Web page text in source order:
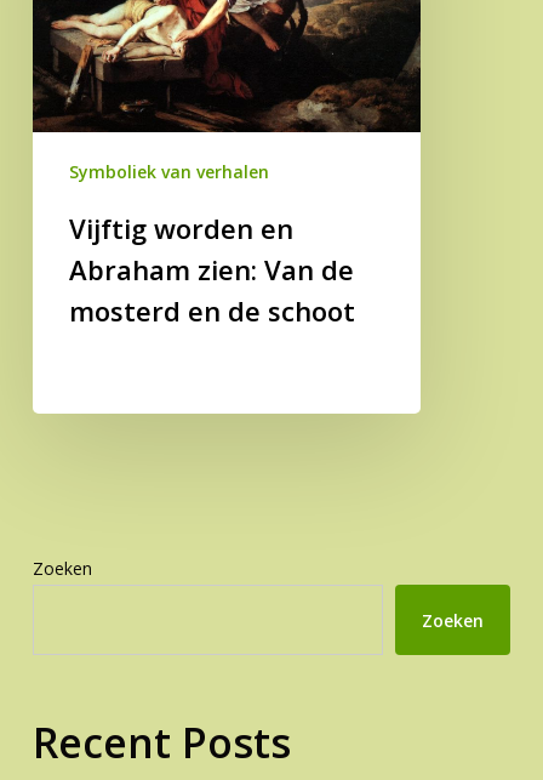
Van
mosterd
en
schootSymboliek van verhalen
Vijftig worden en
Abraham zien: Van de
mosterd en de schoot
Zoeken
Zoeken
Recent Posts